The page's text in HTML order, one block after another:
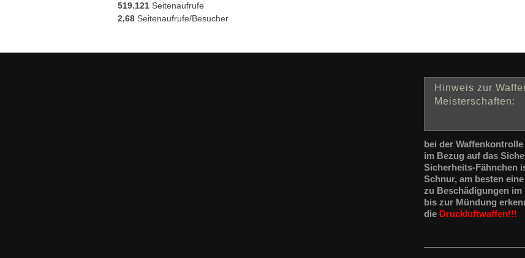
519.121 Seitenaufrufe
2,68 Seitenaufrufe/Besucher
Hinweis zur
Meisterschaften:
bei der
im Bezug auf das
Sicherheits-Fähnchen
Schnur, am besten
zu Beschädigungen
bis zur Mündung
die Druckluftwaffen!!!